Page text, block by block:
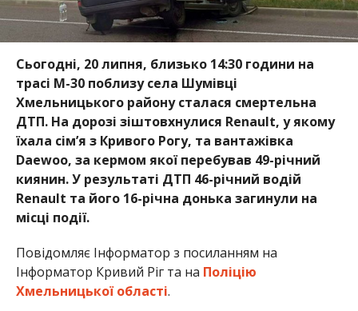
Повідомляє Інформатор з посиланням на
Інформатор Кривий Ріг та наПоліцію
Хмельницької області.
47-річну дружину загиблого та їхню молодшу 12-
річну доньку доставлено до Хмельницької
обласної лікарні. Ступінь важкості тілесних
ушкоджень встановлюють медики.
Наразі слідчі Хмельниччини встановлюють
обставини ДТП.
Раніше ми повідомили про те, що на
Дніпропетровщинінетверезий водій вчинив
два ДТП та втік. Біля села на Дніпропетровщині